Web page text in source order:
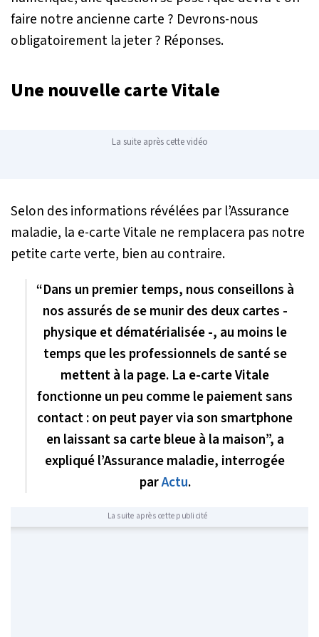
faire notre ancienne carte ? Devrons-nous
obligatoirement la jeter ? Réponses.
Une nouvelle carte Vitale
La suite après cette vidéo
Selon des informations révélées par l’Assurance
maladie, la e-carte Vitale ne remplacera pas notre
petite carte verte, bien au contraire.
“Dans un premier temps, nous conseillons à
nos assurés de se munir des deux cartes -
physique et dématérialisée -, au moins le
temps que les professionnels de santé se
mettent à la page. La e-carte Vitale
fonctionne un peu comme le paiement sans
contact : on peut payer via son smartphone
en laissant sa carte bleue à la maison”, a
expliqué l’Assurance maladie, interrogée
parActu.
La suite après cette publicité